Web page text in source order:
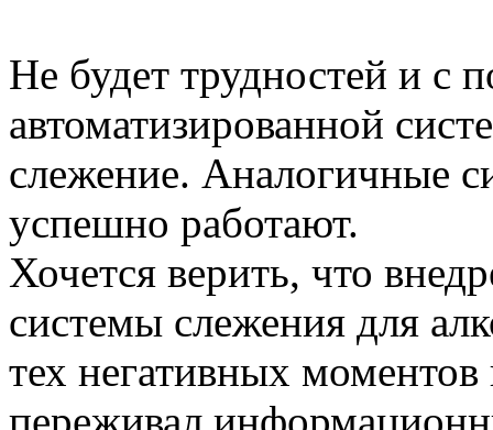
Не будет трудностей и с
автоматизированной
слежение. Аналогичные
успешно работают.
Хочется верить, что
системы слежения для
тех негативных
переживал